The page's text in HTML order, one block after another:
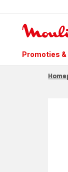
Promoties